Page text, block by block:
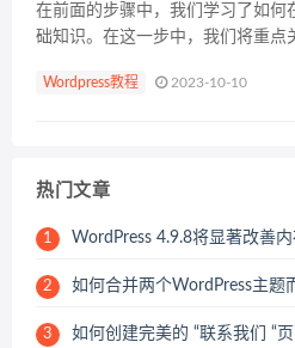
在前面的步骤中，我们学习了如何
础知识。在这一步中，我们将重点
一些适合放置在侧边栏中的新组件
Wordpress教程 2023-10-10
热门文章
1 WordPress 4.9.8将显著改善
2 如何合并两个WordPress主题
3 如何创建完美的 “联系我们 “